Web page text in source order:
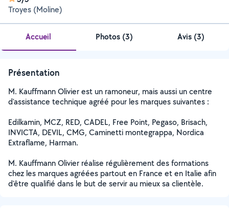
Troyes (Moline)
Accueil Photos (3) Avis (3)
Présentation
M. Kauffmann Olivier est un ramoneur, mais aussi un centre
d'assistance technique agréé pour les marques suivantes :
Edilkamin, MCZ, RED, CADEL, Free Point, Pegaso, Brisach,
INVICTA, DEVIL, CMG, Caminetti montegrappa, Nordica
Extraflame, Harman.
M. Kauffmann Olivier réalise régulièrement des formations
chez les marques agréées partout en France et en Italie afin
d'être qualifié dans le but de servir au mieux sa clientèle.